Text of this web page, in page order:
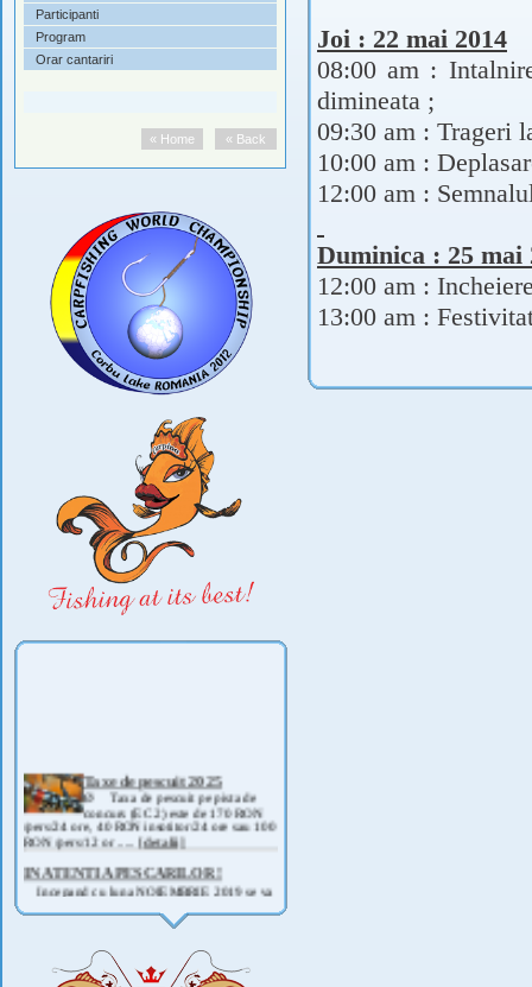
Participanti
Program
Orar cantariri
« Back
« Home
Taxe de pescuit 2025
Ø Taxa de pescuit pe pista de
concurs (EC 2) este de 170 RON
/pers/24 ore, 40 RON insotitor/24 ore sau 100
RON /pers/12 or .....[detalii]
IN ATENTIA PESCARILOR !
Incepand cu luna NOIEMBRIE 2019 se va
deschide pescuitul la rapitor pe lacul Corbu !
AVAND IN VEDERE SITUATIA ACTUALA -
COVID 19- DIN MOTIVE DE SIGURANTA ,
Joi : 22 mai 2014
08:00 am :
dimineata ;
09:30 am : Trageri
10:00 am :
12:00 am :
Duminica : 25 mai
12:00 am :
13:00 am :